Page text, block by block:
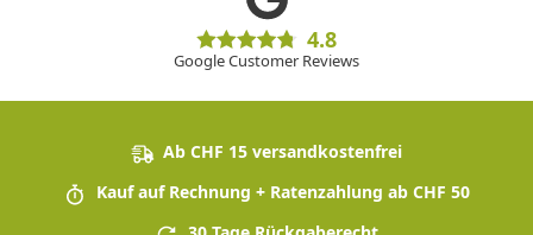
4.8
Google Customer Reviews
Ab CHF 15 versandkostenfrei
Kauf auf Rechnung + Ratenzahlung ab CHF 50